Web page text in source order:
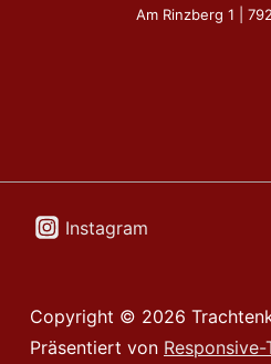
Am Rinzberg 1 |
Instagram
Copyright © 2026
Präsentiert von Responsive-